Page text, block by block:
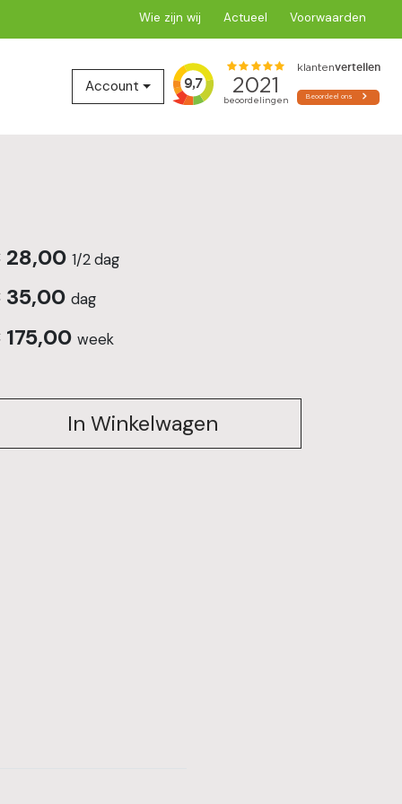
zoeken Account
Wie zijn wij Actueel Voorwaarden
28,00 1/2 dag
35,00 dag
175,00 week
In Winkelwagen